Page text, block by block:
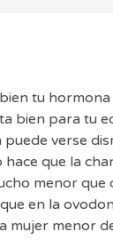
tu hormona
bien para tu
verse
que la
menor que
en la
mujer menor